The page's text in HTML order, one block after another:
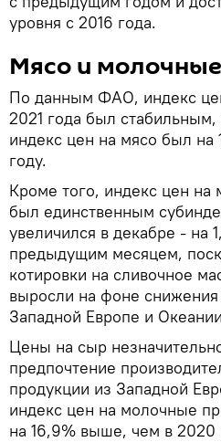
уровня с 2016 года.
Мясо и
По данным ФАО, индекс
2021 года был
индекс цен на мясо был
году.
Кроме того, индекс цен
был единственным
увеличился в декабре - на
предыдущим месяцем,
котировки на сливочное
выросли на фоне
Западной Европе и
Цены на сыр
предпочтение
продукции из Западной
индекс цен на молочные
на 16,9% выше, чем в 2020